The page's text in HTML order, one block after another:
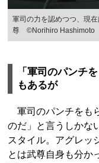
軍司の力を認めつつ、現
尊 ©Norihiro Hashimoto
「軍司のパンチ
もあるが
軍司のパンチをも
のだ」と言うしかな
スタイル。アグレッ
とは武尊自身も分か